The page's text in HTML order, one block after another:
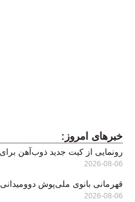
خبرهای امروز:
رونمایی از کیت جدید ذوب‌آهن
2026-08-06
قهرمانی بانوی ملی‌پوش
2026-08-06